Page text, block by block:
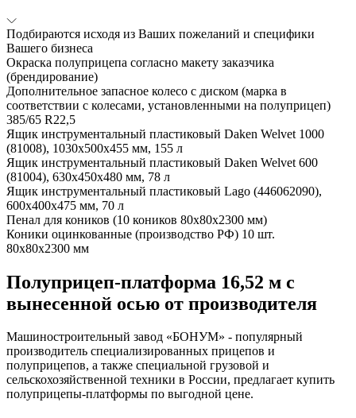
Подбираются исходя из Ваших пожеланий и специфики
Вашего бизнеса
Окраска полуприцепа согласно макету заказчика
(брендирование)
Дополнительное запасное колесо с диском (марка в
соответствии с колесами, установленными на полуприцеп)
385/65 R22,5
Ящик инструментальный пластиковый Daken Welvet 1000
(81008), 1030x500x455 мм, 155 л
Ящик инструментальный пластиковый Daken Welvet 600
(81004), 630x450x480 мм, 78 л
Ящик инструментальный пластиковый Lago (446062090),
600x400x475 мм, 70 л
Пенал для коников (10 коников 80х80х2300 мм)
Коники оцинкованные (производство РФ) 10 шт.
80х80х2300 мм
Полуприцеп-платформа 16,52 м с
вынесенной осью от производителя
Машиностроительный завод «БОНУМ» - популярный
производитель специализированных прицепов и
полуприцепов, а также специальной грузовой и
сельскохозяйственной техники в России, предлагает купить
полуприцепы-платформы по выгодной цене.